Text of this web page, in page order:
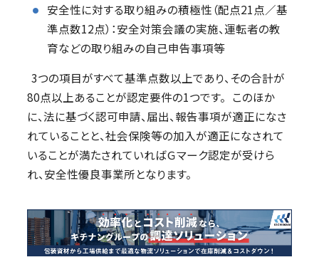
安全性に対する取り組みの積極性（配点21点／基
準点数12点）：安全対策会議の実施、運転者の教
育などの取り組みの自己申告事項等
3つの項目がすべて基準点数以上であり、その合計が
80点以上あることが認定要件の1つです。 このほか
に、法に基づく認可申請、届出、報告事項が適正になさ
れていることと、社会保険等の加入が適正になされて
いることが満たされていればＧマーク認定が受けら
れ、安全性優良事業所となります。